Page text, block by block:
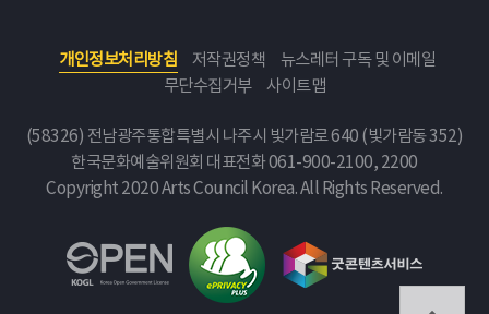
개인정보처리방침 저작권정책
뉴스레터 구독 및 이메일
무단수집거부
사이트맵
(58326) 전남광주통합특별시 나주시 빛가람로 640 (빛가람동 352)
한국문화예술위원회 대표전화 061-900-2100, 2200
Copyright 2020 Arts Council Korea. All Rights Reserved.